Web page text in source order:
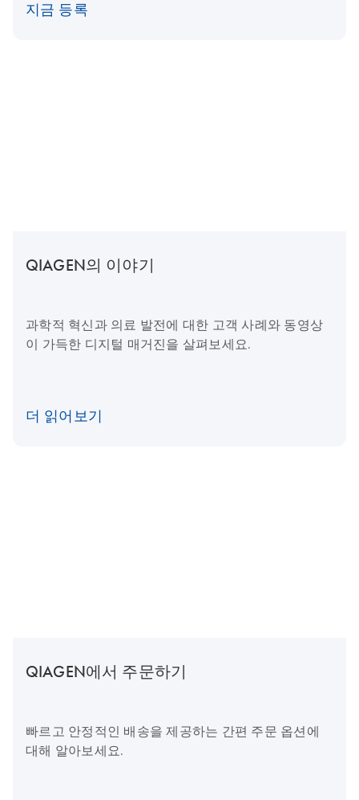
지금 등록
QIAGEN의 이야기
과학적 혁신과 의료 발전에 대한 고객 사례와 동영상
이 가득한 디지털 매거진을 살펴보세요.
더 읽어보기
QIAGEN에서 주문하기
빠르고 안정적인 배송을 제공하는 간편 주문 옵션에
대해 알아보세요.